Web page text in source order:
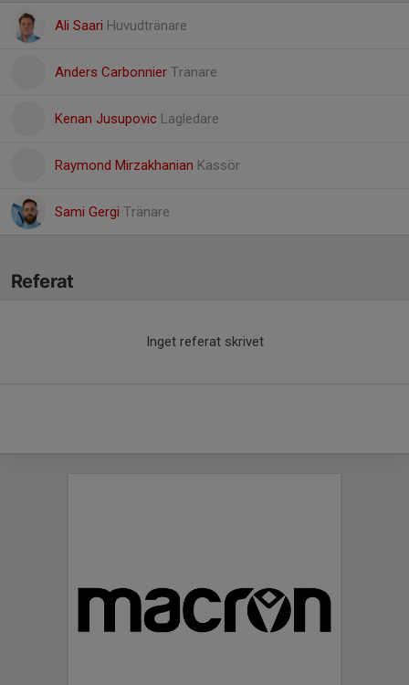
Ali Saari Huvudtränare
Anders Carbonnier Tränare
Kenan Jusupovic Lagledare
Raymond Mirzakhanian Kassör
Sami Gergi Tränare
Referat
Inget referat skrivet